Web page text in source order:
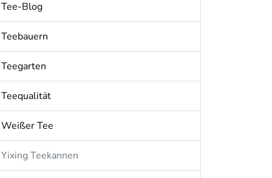
Tee-Blog
Teebauern
Teegarten
Teequalität
Weißer Tee
Yixing Teekannen